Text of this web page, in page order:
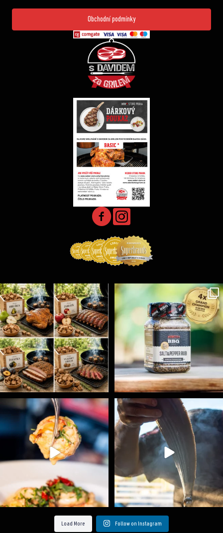
Obchodní podmínky
Udící špalíky - BORN TO SMOKE - různé druhy k...
5 0
Koření Suncity – autentická BBQ chuť u vás doma!...
1 0
Spoustu podobných triků, které vám usnadní nejenom...
9 0
Ryba na grilu je opravdu rychlá, a stejně tak...
Load More Follow on Instagram